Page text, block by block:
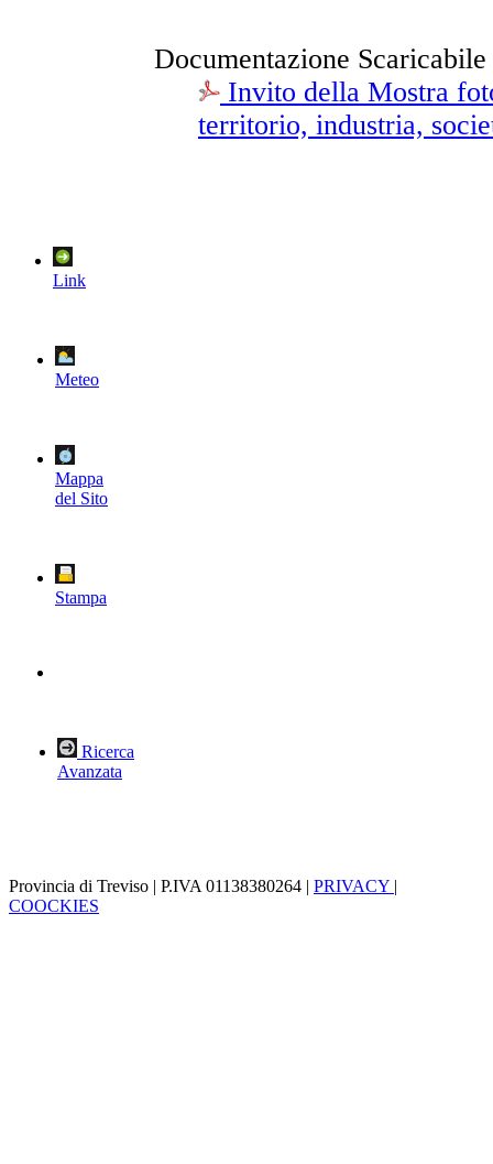
Documentazione Scaricabile
Invito della Mostra
territorio, industria,
Link
Meteo
Mappa
del Sito
Stampa
Ricerca
Avanzata
Provincia di Treviso | P.IVA 01138380264 | PRIVACY |
COOCKIES